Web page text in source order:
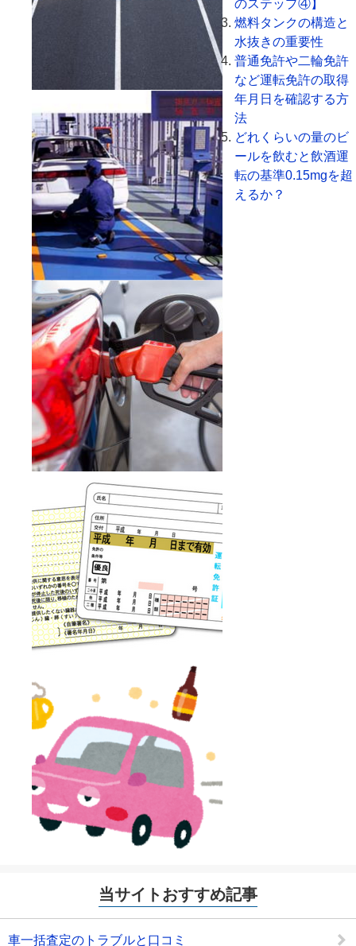
のステップ④】
燃料タンクの構造と
水抜きの重要性
普通免許や二輪免許
など運転免許の取得
年月日を確認する方
法
どれくらいの量のビ
ールを飲むと飲酒運
転の基準0.15mgを超
えるか？
当サイトおすすめ記事
車一括査定のトラブルと口コミ